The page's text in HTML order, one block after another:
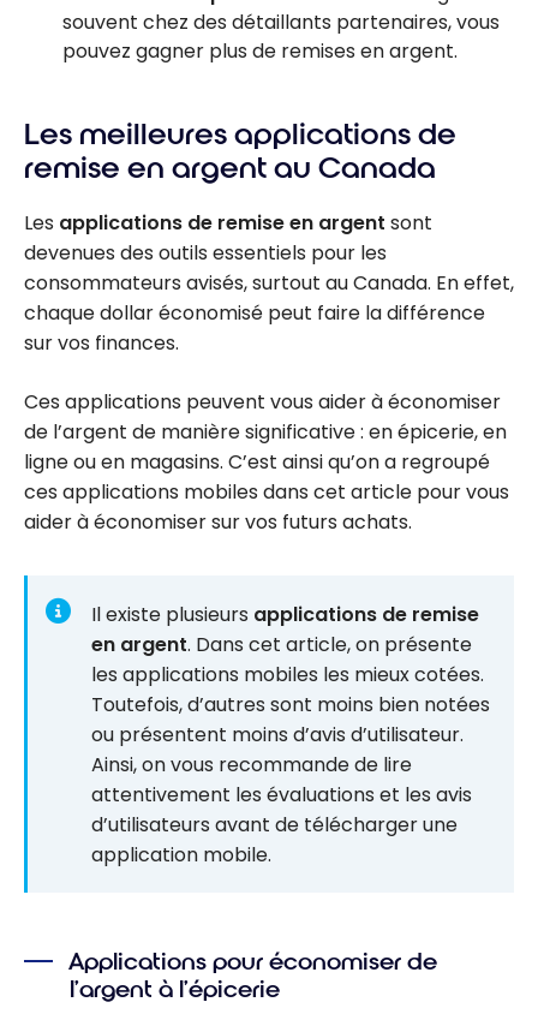
souvent chez des détaillants partenaires, vous
pouvez gagner plus de remises en argent.
Les meilleures applications de
remise en argent au Canada
Les applications de remise en argent sont
devenues des outils essentiels pour les
consommateurs avisés, surtout au Canada. En effet,
chaque dollar économisé peut faire la différence
sur vos finances.
Ces applications peuvent vous aider à économiser
de l’argent de manière significative : en épicerie, en
ligne ou en magasins. C’est ainsi qu’on a regroupé
ces applications mobiles dans cet article pour vous
aider à économiser sur vos futurs achats.
Il existe plusieurs applications de remise
en argent. Dans cet article, on présente
les applications mobiles les mieux cotées.
Toutefois, d’autres sont moins bien notées
ou présentent moins d’avis d’utilisateur.
Ainsi, on vous recommande de lire
attentivement les évaluations et les avis
d’utilisateurs avant de télécharger une
application mobile.
Applications pour économiser de
l’argent à l’épicerie